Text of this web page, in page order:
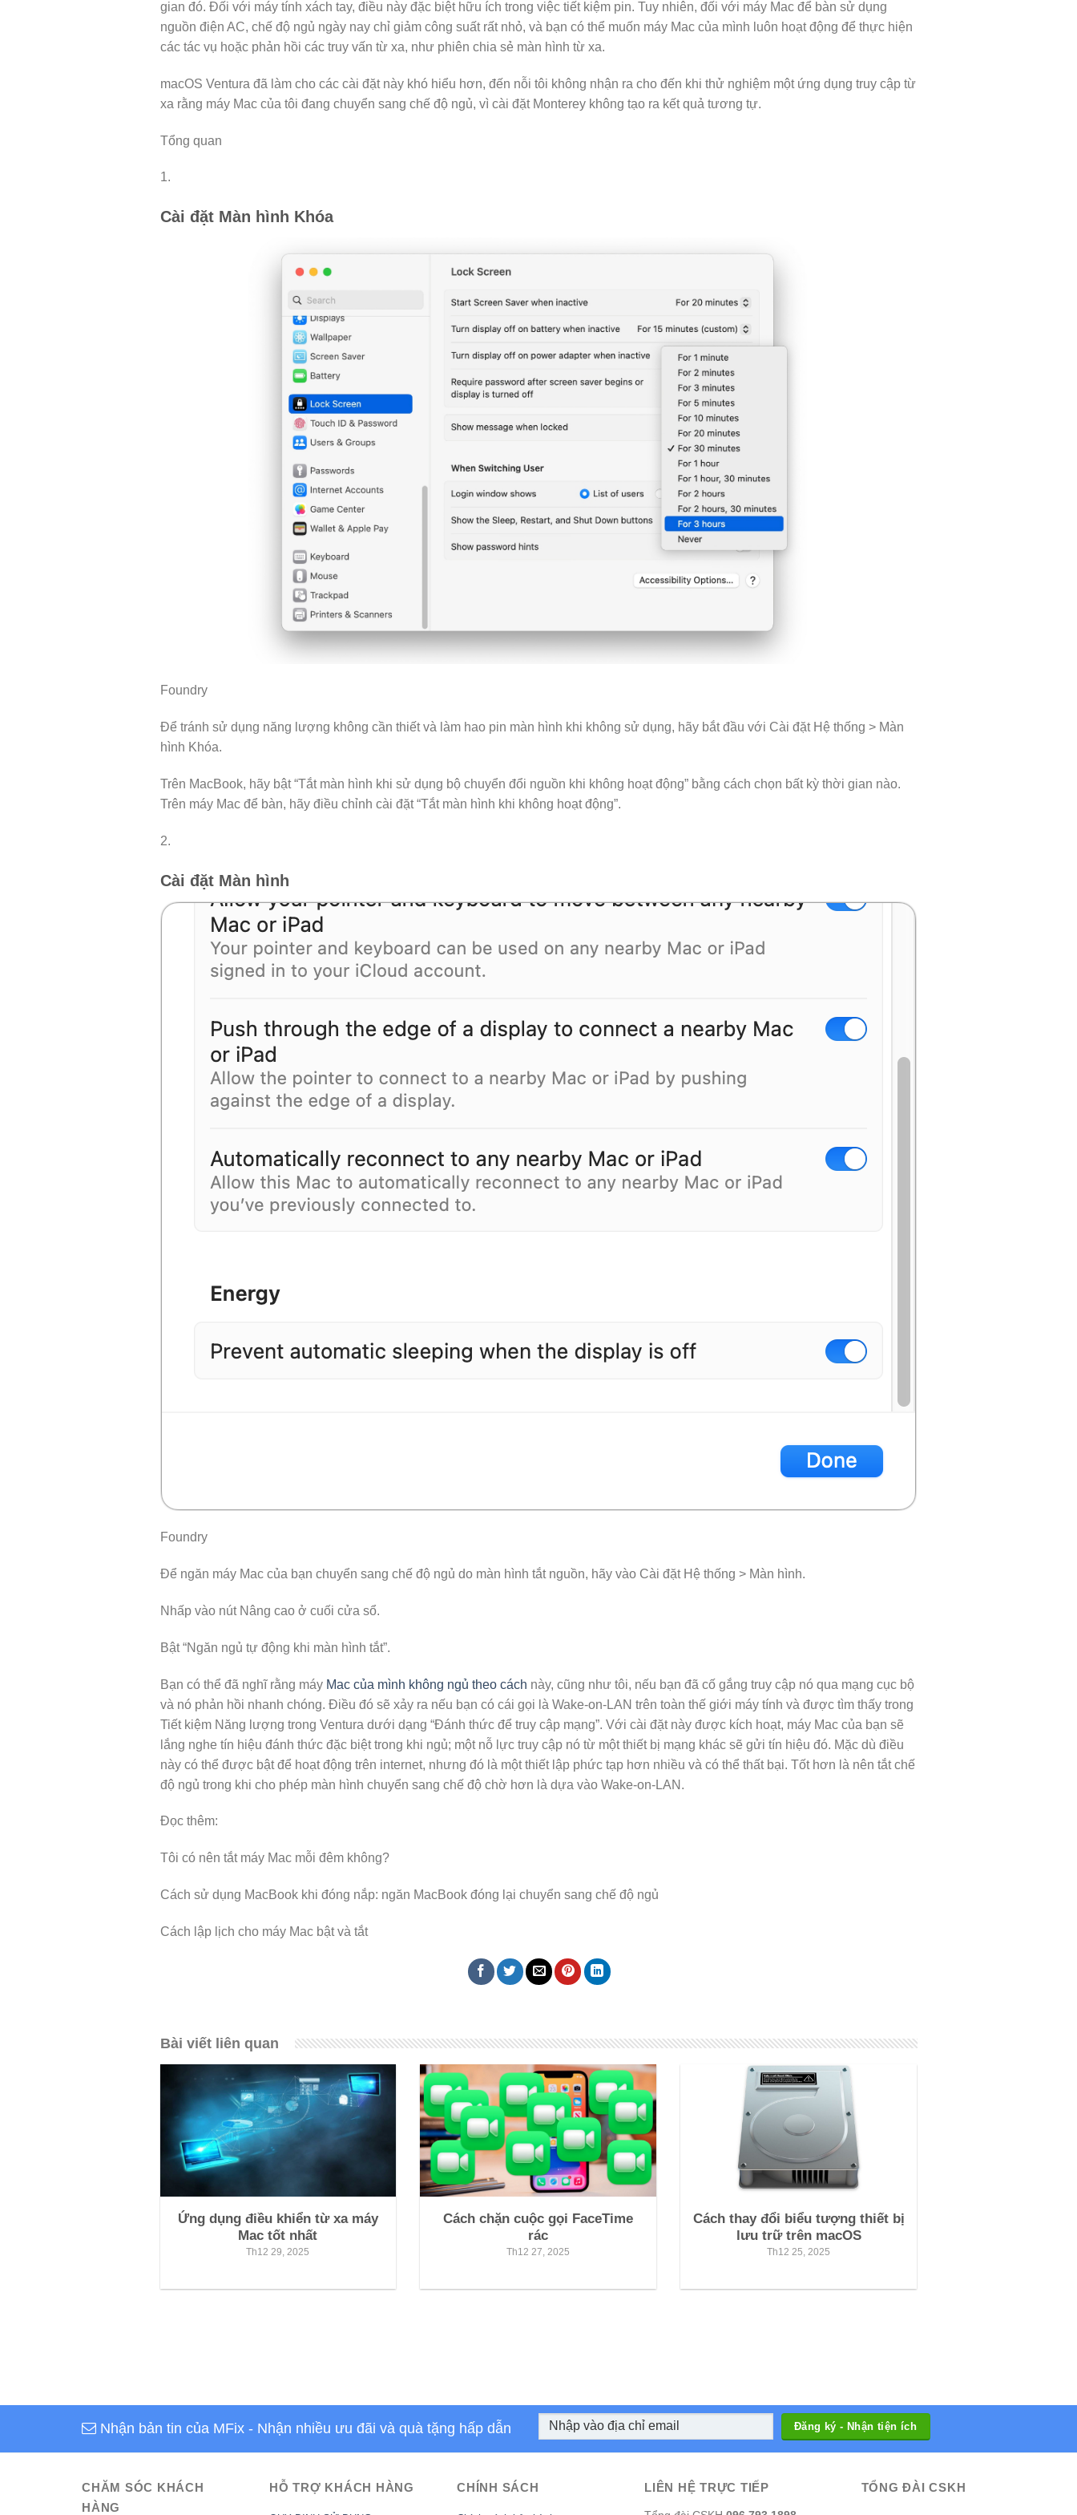
gian đó. Đối với máy tính xách tay, điều này đặc biệt hữu ích trong việc tiết kiệm pin. Tuy nhiên, đối với máy Mac để bàn sử dụng
nguồn điện AC, chế độ ngủ ngày nay chỉ giảm công suất rất nhỏ, và bạn có thể muốn máy Mac của mình luôn hoạt động để thực hiện
các tác vụ hoặc phản hồi các truy vấn từ xa, như phiên chia sẻ màn hình từ xa.
macOS Ventura đã làm cho các cài đặt này khó hiểu hơn, đến nỗi tôi không nhận ra cho đến khi thử nghiệm một ứng dụng truy cập từ
xa rằng máy Mac của tôi đang chuyển sang chế độ ngủ, vì cài đặt Monterey không tạo ra kết quả tương tự.
Tổng quan
1.
Cài đặt Màn hình Khóa
Foundry
Để tránh sử dụng năng lượng không cần thiết và làm hao pin màn hình khi không sử dụng, hãy bắt đầu với Cài đặt Hệ thống > Màn
hình Khóa.
Trên MacBook, hãy bật “Tắt màn hình khi sử dụng bộ chuyển đổi nguồn khi không hoạt động” bằng cách chọn bất kỳ thời gian nào.
Trên máy Mac để bàn, hãy điều chỉnh cài đặt “Tắt màn hình khi không hoạt động”.
2.
Cài đặt Màn hình
Foundry
Để ngăn máy Mac của bạn chuyển sang chế độ ngủ do màn hình tắt nguồn, hãy vào Cài đặt Hệ thống > Màn hình.
Nhấp vào nút Nâng cao ở cuối cửa sổ.
Bật “Ngăn ngủ tự động khi màn hình tắt”.
Bạn có thể đã nghĩ rằng máy Mac của mình không ngủ theo cách này, cũng như tôi, nếu bạn đã cố gắng truy cập nó qua mạng cục bộ
và nó phản hồi nhanh chóng. Điều đó sẽ xảy ra nếu bạn có cái gọi là Wake-on-LAN trên toàn thế giới máy tính và được tìm thấy trong
Tiết kiệm Năng lượng trong Ventura dưới dạng “Đánh thức để truy cập mạng”. Với cài đặt này được kích hoạt, máy Mac của bạn sẽ
lắng nghe tín hiệu đánh thức đặc biệt trong khi ngủ; một nỗ lực truy cập nó từ một thiết bị mạng khác sẽ gửi tín hiệu đó. Mặc dù điều
này có thể được bật để hoạt động trên internet, nhưng đó là một thiết lập phức tạp hơn nhiều và có thể thất bại. Tốt hơn là nên tắt chế
độ ngủ trong khi cho phép màn hình chuyển sang chế độ chờ hơn là dựa vào Wake-on-LAN.
Đọc thêm:
Tôi có nên tắt máy Mac mỗi đêm không?
Cách sử dụng MacBook khi đóng nắp: ngăn MacBook đóng lại chuyển sang chế độ ngủ
Cách lập lịch cho máy Mac bật và tắt
Bài viết liên quan
Ứng dụng điều khiển từ xa máy
Mac tốt nhất
Th12 29, 2025
Cách chặn cuộc gọi FaceTime
rác
Th12 27, 2025
Cách thay đổi biểu tượng thiết bị
lưu trữ trên macOS
Th12 25, 2025
Nhận bản tin của MFix - Nhận nhiều ưu đãi và quà tặng hấp dẫn
CHĂM SÓC KHÁCH
HÀNG
HỖ TRỢ KHÁCH HÀNG CHÍNH SÁCH LIÊN HỆ TRỰC TIẾP TỔNG ĐÀI CSKH